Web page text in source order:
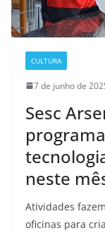
CULTURA
7 de junho de
Sesc
neste
Atividades
oficinas para